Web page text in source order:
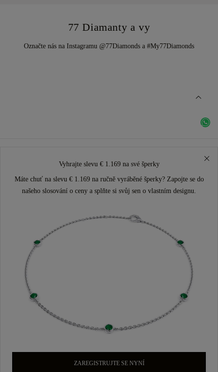
77 Diamanty a vy
Označte nás na Instagramu @77Diamonds a #My77Diamonds
Vyhrajte slevu € 1.169 na své šperky
Máte chuť na slevu € 1.169 na ručně vyráběné šperky? Zapojte se do
našeho slosování o ceny a splňte si svůj sen o vlastním designu.
ZAREGISTRUJTE SE NYNÍ